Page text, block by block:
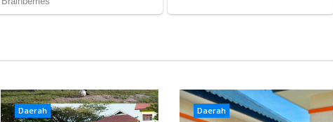
Daerah Daerah